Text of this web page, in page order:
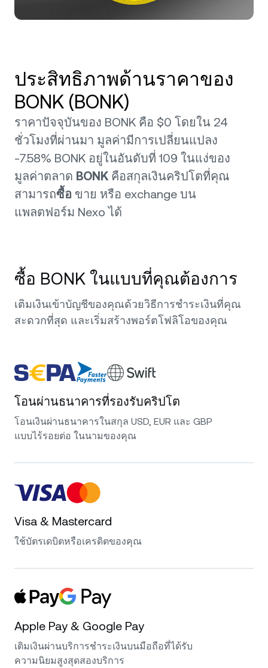
ประสิทธิภาพด้านราคาของ
BONK (BONK)
ราคาปัจจุบันของ BONK คือ $0 โดยใน 24
ชั่วโมงที่ผ่านมา มูลค่ามีการเปลี่ยนแปลง
-7.58% BONK อยู่ในอันดับที่ 109 ในแง่ของ
มูลค่าตลาด BONKคือสกุลเงินคริปโตที่คุณ
สามารถซื้อ ขาย หรือ exchange บน
แพลตฟอร์ม Nexo ได้
ซื้อ BONK ในแบบที่คุณต้องการ
เติมเงินเข้าบัญชีของคุณด้วยวิธีการชำระเงินที่คุณ
สะดวกที่สุด และเริ่มสร้างพอร์ตโฟลิโอของคุณ
โอนผ่านธนาคารที่รองรับคริปโต
โอนเงินผ่านธนาคารในสกุล USD, EUR และ GBP
แบบไร้รอยต่อ ในนามของคุณ
Visa & Mastercard
ใช้บัตรเดบิตหรือเครดิตของคุณ
Apple Pay & Google Pay
เติมเงินผ่านบริการชำระเงินบนมือถือที่ได้รับ
ความนิยมสูงสุดสองบริการ